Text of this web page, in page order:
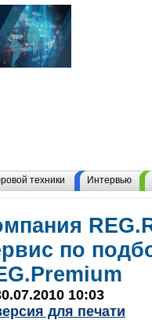
техники Интервью
по
10:03
для печати